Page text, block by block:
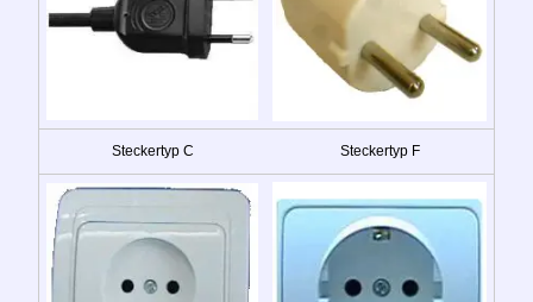
Steckertyp C Steckertyp F